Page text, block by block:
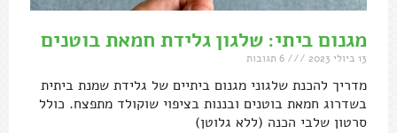
מגנום ביתי: שלגון גלידת חמאת בוטנים
13 ביולי 2023
מדריך להכנת שלגוני מגנום ביתיים של גלידת שמנת ביתית
בשדרוג חמאת בוטנים ובננות בציפוי שוקולד מתפצח. כולל
סרטון שלבי הכנה (ללא גלוטן)